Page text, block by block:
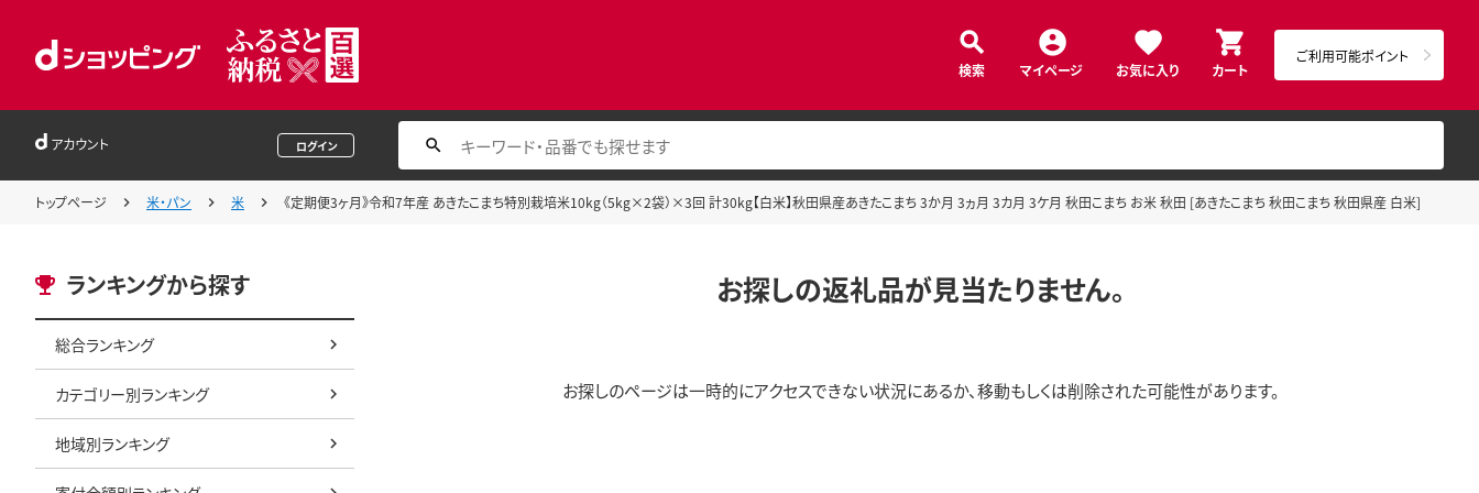
検索 マイページ お気に入り カート
ご利用可能ポイント
アカウント ログイン
トップページ 米・パン 米 《定期便3ヶ月》令和7年産 あきたこまち特別栽培米10kg（5kg×2袋）×3回 計30kg【白米】秋田県産あきたこまち 3か月 3ヵ月 3カ月 3ケ月 秋田こまち お米 秋田 [あきたこまち 秋田こまち 秋田県産 白米]
ランキングから探す
総合ランキング
カテゴリー別ランキング
地域別ランキング
お探しの返礼品が見当たりません。
お探しのページは一時的にアクセスできない状況にあるか、移動もしくは削除された可能性があります。